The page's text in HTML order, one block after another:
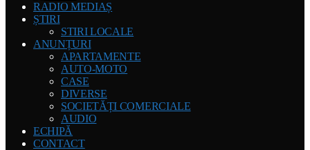
RADIO MEDIAȘ
ȘTIRI
STIRI LOCALE
ANUNȚURI
APARTAMENTE
AUTO-MOTO
CASE
DIVERSE
SOCIETĂȚI COMERCIALE
AUDIO
ECHIPĂ
CONTACT